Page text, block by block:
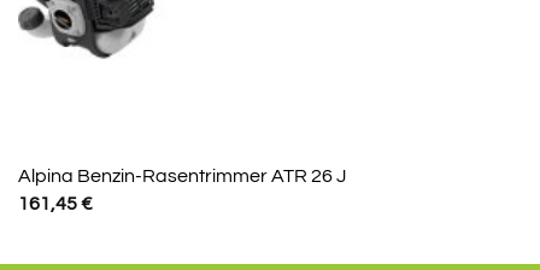
Alpina Benzin-Rasentrimmer ATR 26 J
161,45€